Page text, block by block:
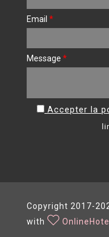
Email *
Message *
Accepter la
Copyright 2017-
with